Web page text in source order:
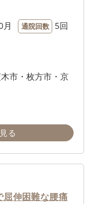
通院回数 5回
市・枚方市・京
る
屈伸困難な腰痛